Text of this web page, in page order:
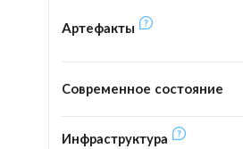
Артефакты
Современное состояние
Инфраструктура